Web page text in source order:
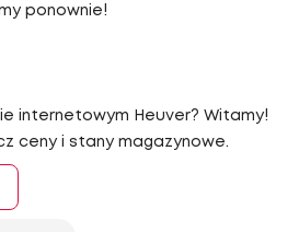
ponownie!
internetowym Heuver? Witamy!
ceny i stany magazynowe.